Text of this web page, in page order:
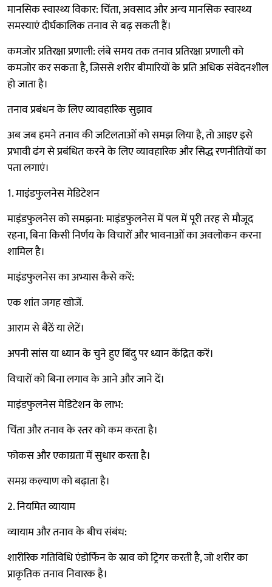
मानसिक स्वास्थ्य विकार: चिंता, अवसाद और अन्य मानसिक स्वास्थ्य
समस्याएं दीर्घकालिक तनाव से बढ़ सकती हैं।
कमजोर प्रतिरक्षा प्रणाली: लंबे समय तक तनाव प्रतिरक्षा प्रणाली को
कमजोर कर सकता है, जिससे शरीर बीमारियों के प्रति अधिक संवेदनशील
हो जाता है।
तनाव प्रबंधन के लिए व्यावहारिक सुझाव
अब जब हमने तनाव की जटिलताओं को समझ लिया है, तो आइए इसे
प्रभावी ढंग से प्रबंधित करने के लिए व्यावहारिक और सिद्ध रणनीतियों का
पता लगाएं।
1. माइंडफुलनेस मेडिटेशन
माइंडफुलनेस को समझना: माइंडफुलनेस में पल में पूरी तरह से मौजूद
रहना, बिना किसी निर्णय के विचारों और भावनाओं का अवलोकन करना
शामिल है।
माइंडफुलनेस का अभ्यास कैसे करें:
एक शांत जगह खोजें.
आराम से बैठें या लेटें।
अपनी सांस या ध्यान के चुने हुए बिंदु पर ध्यान केंद्रित करें।
विचारों को बिना लगाव के आने और जाने दें।
माइंडफुलनेस मेडिटेशन के लाभ:
चिंता और तनाव के स्तर को कम करता है।
फोकस और एकाग्रता में सुधार करता है।
समग्र कल्याण को बढ़ाता है।
2. नियमित व्यायाम
व्यायाम और तनाव के बीच संबंध:
शारीरिक गतिविधि एंडोर्फिन के स्राव को ट्रिगर करती है, जो शरीर का
प्राकृतिक तनाव निवारक है।